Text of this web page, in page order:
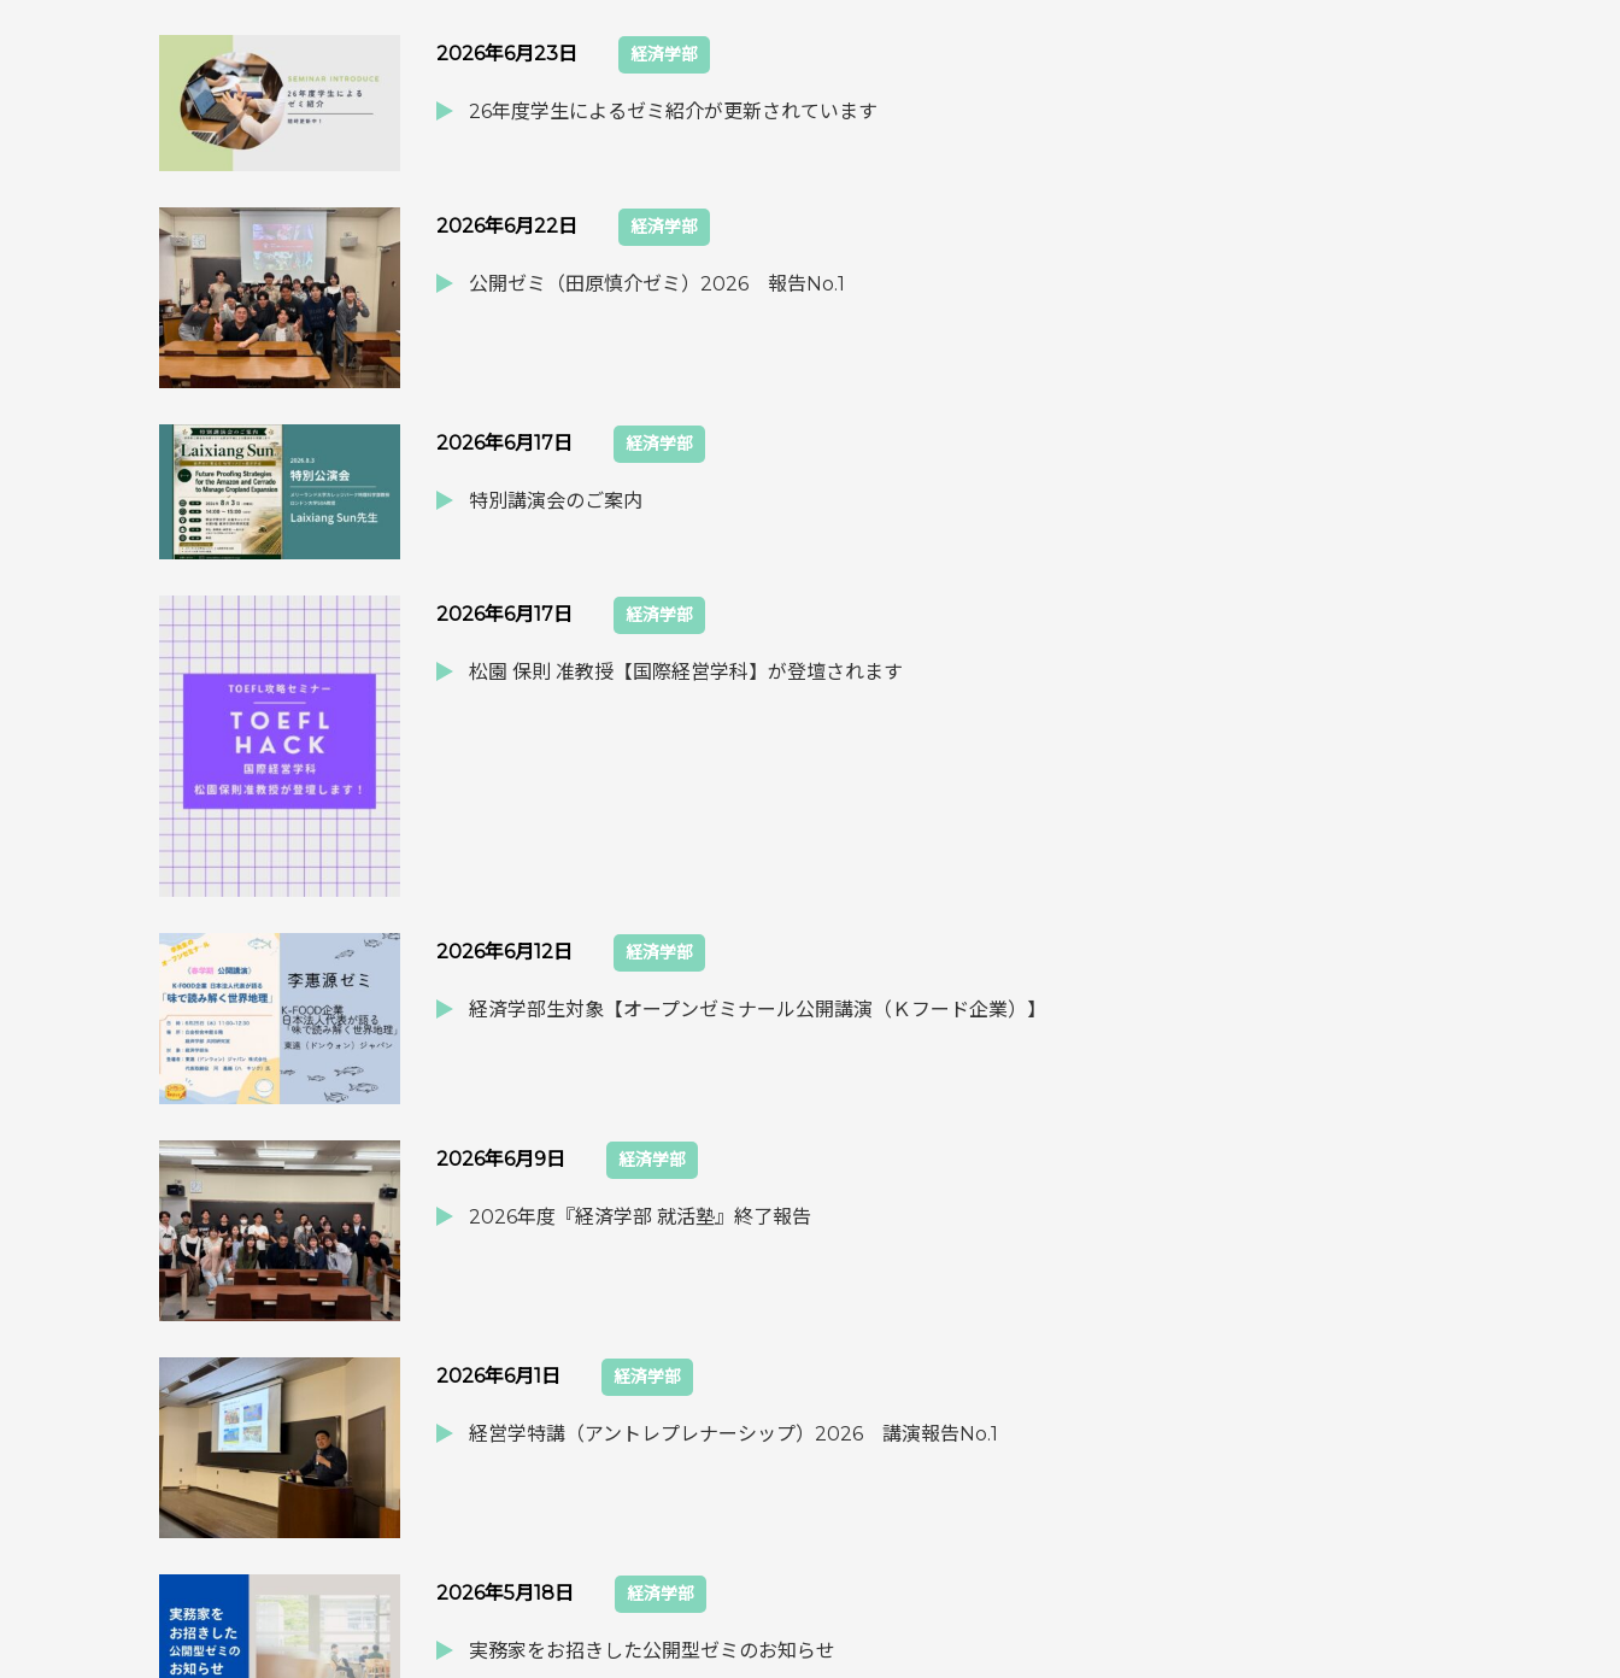
2026年6月23日 経済学部
26年度学生によるゼミ紹介が更新されています
2026年6月22日 経済学部
公開ゼミ（田原慎介ゼミ）2026 報告No.1
2026年6月17日 経済学部
特別講演会のご案内
2026年6月17日 経済学部
松園 保則 准教授【国際経営学科】が登壇されます
2026年6月12日 経済学部
経済学部生対象【オープンゼミナール公開講演（Ｋフード企業）】
2026年6月9日 経済学部
2026年度『経済学部 就活塾』終了報告
2026年6月1日 経済学部
経営学特講（アントレプレナーシップ）2026 講演報告No.1
2026年5月18日 経済学部
実務家をお招きした公開型ゼミのお知らせ